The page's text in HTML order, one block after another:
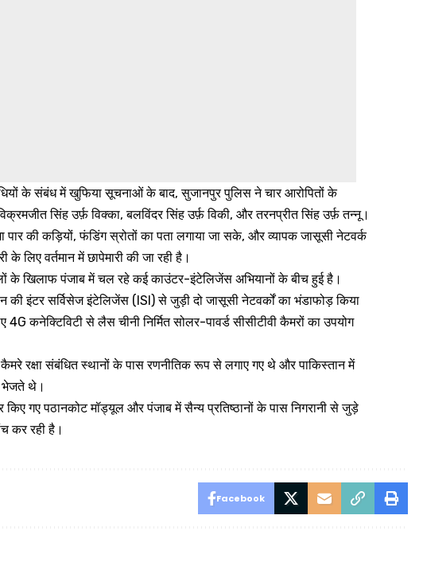
के संबंध में खुफिया सूचनाओं के बाद, सुजानपुर पुलिस ने चार आरोपितों के
सिंह उर्फ़ विक्का, बलविंदर सिंह उर्फ़ विकी, और तरनप्रीत सिंह उर्फ़ तन्नू।
पार की कड़ियों, फंडिंग स्रोतों का पता लगाया जा सके, और व्यापक जासूसी नेटवर्क
लिए वर्तमान में छापेमारी की जा रही है।
के खिलाफ पंजाब में चल रहे कई काउंटर-इंटेलिजेंस अभियानों के बीच हुई है।
की इंटर सर्विसेज इंटेलिजेंस (ISI) से जुड़ी दो जासूसी नेटवर्कों का भंडाफोड़ किया
कनेक्टिविटी से लैस चीनी निर्मित सोलर-पावर्ड सीसीटीवी कैमरों का उपयोग
रक्षा संबंधित स्थानों के पास रणनीतिक रूप से लगाए गए थे और पाकिस्तान में
भेजते थे।
किए गए पठानकोट मॉड्यूल और पंजाब में सैन्य प्रतिष्ठानों के पास निगरानी से जुड़े
कर रही है।
Facebook